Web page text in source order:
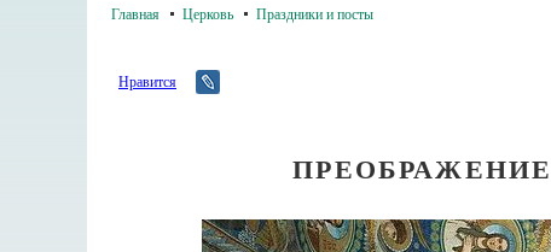
Главная Церковь Праздники и посты
Нравится